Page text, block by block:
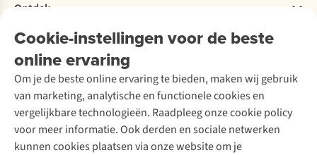
Cookie-instellingen voor de beste
online ervaring
Om je de beste online ervaring te bieden, maken wij gebruik
van marketing, analytische en functionele cookies en
vergelijkbare technologieën. Raadpleeg onze cookie policy
voor meer informatie. Ook derden en sociale netwerken
kunnen cookies plaatsen via onze website om je
Bestelling herroepen
Garantie
Contact
Over Ayacucho
Onze winkels
Over A.S.Adventure
Toegankelijkheidsverklaring
Ski-onderhoud
Wasservice
Schoenonderhoud
Schoenherstelling
Kledingherstelling
Retouches
Voor bedrijven
Ontdek
A.S.Magazine
Podcast
Explore Academy
Explore Camp
Gear Check
Inspiratie & advies
Meld je aan voor de nieuwsbrief
Follow us